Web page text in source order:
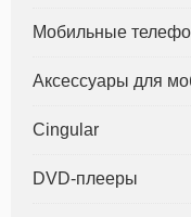
Мобильные
Аксессуары для
Cingular
DVD-плееры